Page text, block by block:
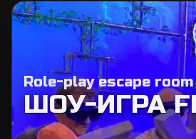
Role-play escape room
ШОУ-ИГРА